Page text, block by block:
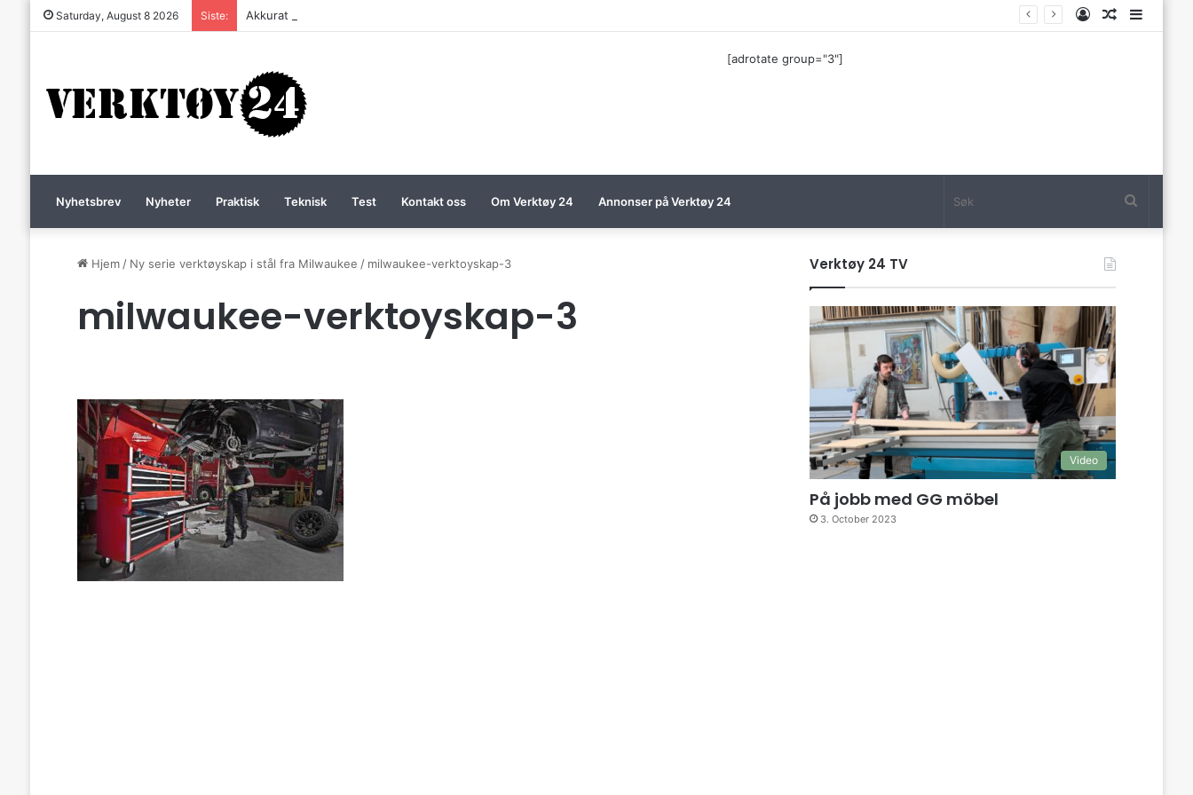
Saturday, August 8 2026 Siste: Akkurat nå er batteri-bordsaga til Festool billigere Sidebar
Tilfeldig
Log
[adrotate group="3"]
Nyhetsbrev Nyheter Praktisk Teknisk Test Kontakt oss Om Verktøy 24 Annonser på Verktøy 24
Hjem / Ny serie verktøyskap i stål fra Milwaukee / milwaukee-verktoyskap-3
milwaukee-verktoyskap-3
Verktøy 24 TV
Video
På jobb med GG möbel
3. October 2023